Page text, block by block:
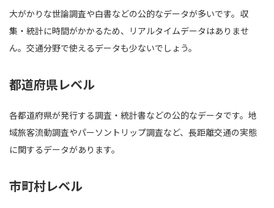
大がかりな世論調査や白書などの公的なデータが多いです。収
集・統計に時間がかかるため、リアルタイムデータはありませ
ん。交通分野で使えるデータも少ないでしょう。
都道府県レベル
各都道府県が発行する調査・統計書などの公的なデータです。地
域旅客流動調査やパーソントリップ調査など、長距離交通の実態
に関するデータがあります。
市町村レベル